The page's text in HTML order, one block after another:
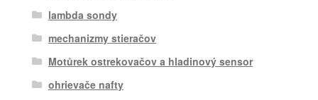
lambda sondy
mechanizmy stieračov
Motůrek ostrekovačov a hladinový sensor
ohrievače nafty